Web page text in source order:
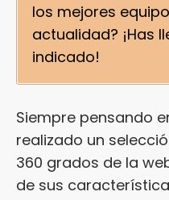
los mejores
actualidad? ¡Has
indicado!
Siempre pensando
realizado un
360 grados de la
de sus